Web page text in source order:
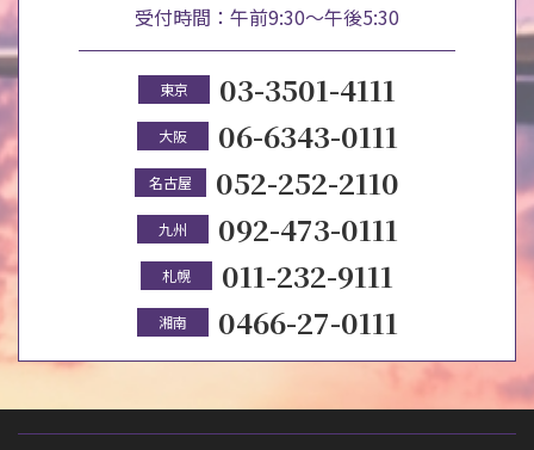
受付時間：午前9:30～午後5:30
東京 03-3501-4111
大阪 06-6343-0111
名古屋 052-252-2110
九州 092-473-0111
札幌 011-232-9111
湘南 0466-27-0111